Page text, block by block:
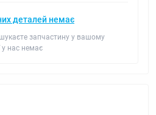
деталей немає
запчастину у вашому
у нас немає